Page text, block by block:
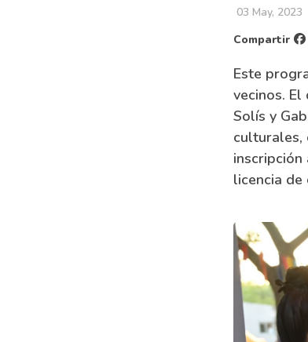
03 May, 2023
Compartir
Este
vecinos.
Solís y
culturales,
licencia de